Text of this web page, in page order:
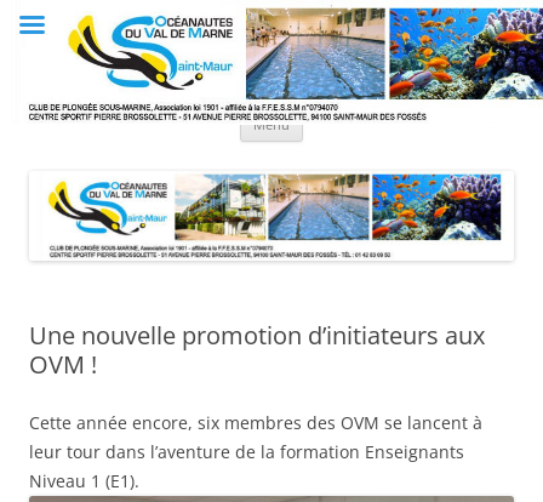
Club OVM
Les Océanautes du Val de Marne
Menu
Une nouvelle promotion d’initiateurs aux
OVM !
Cette année encore, six membres des OVM se lancent à
leur tour dans l’aventure de la formation Enseignants
Niveau 1 (E1).